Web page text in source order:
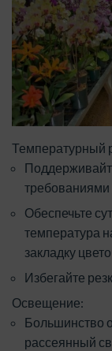
Температурный
требованиями
Обеспечьте
температура
закладку
Избегайте
Освещение:
Большинство
рассеянный